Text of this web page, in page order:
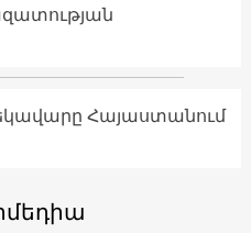
Հայաստանում